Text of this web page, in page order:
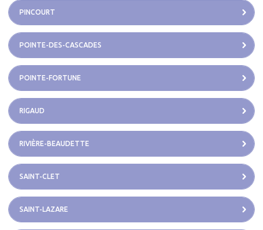
PINCOURT
POINTE-DES-CASCADES
POINTE-FORTUNE
RIGAUD
RIVIÈRE-BEAUDETTE
SAINT-CLET
SAINT-LAZARE